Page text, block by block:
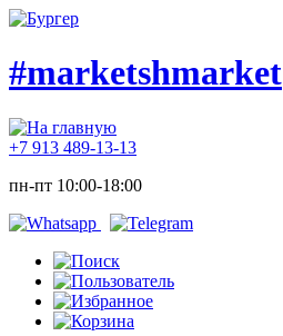
#marketshmarket
+7 913 489-13-13
пн-пт 10:00-18:00